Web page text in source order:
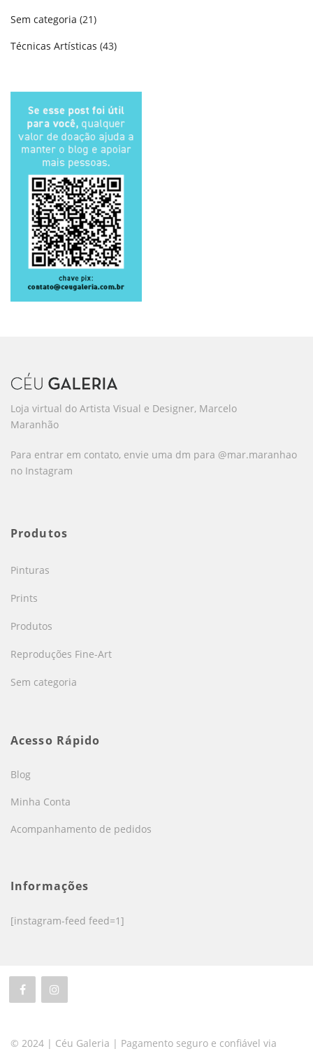
Sem categoria (21)
Técnicas Artísticas (43)
Loja virtual do Artista Visual e Designer, Marcelo
Maranhão
Para entrar em contato, envie uma dm para @mar.maranhao
no Instagram
Produtos
Pinturas
Prints
Produtos
Reproduções Fine-Art
Sem categoria
Acesso Rápido
Blog
Minha Conta
Acompanhamento de pedidos
Informações
[instagram-feed feed=1]
© 2024 | Céu Galeria | Pagamento seguro e confiável via